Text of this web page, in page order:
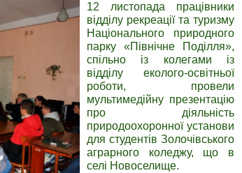
12 листопада працівники
відділу рекреації та туризму
Національного природного
парку «Північне Поділля»,
спільно із колегами із
відділу еколого-освітньої
роботи, провели
мультимедійну презентацію
про діяльність
природоохоронної установи
для студентів Золочівського
аграрного коледжу, що в
селі Новоселище.